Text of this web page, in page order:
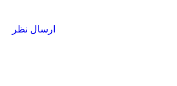
ارسال نظر